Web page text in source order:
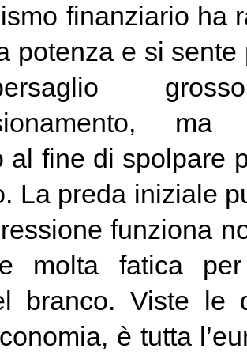
finanziario ha
potenza e si sente
al fine di spolpare
La preda iniziale
funziona
molta fatica
branco. Viste le
è tutta